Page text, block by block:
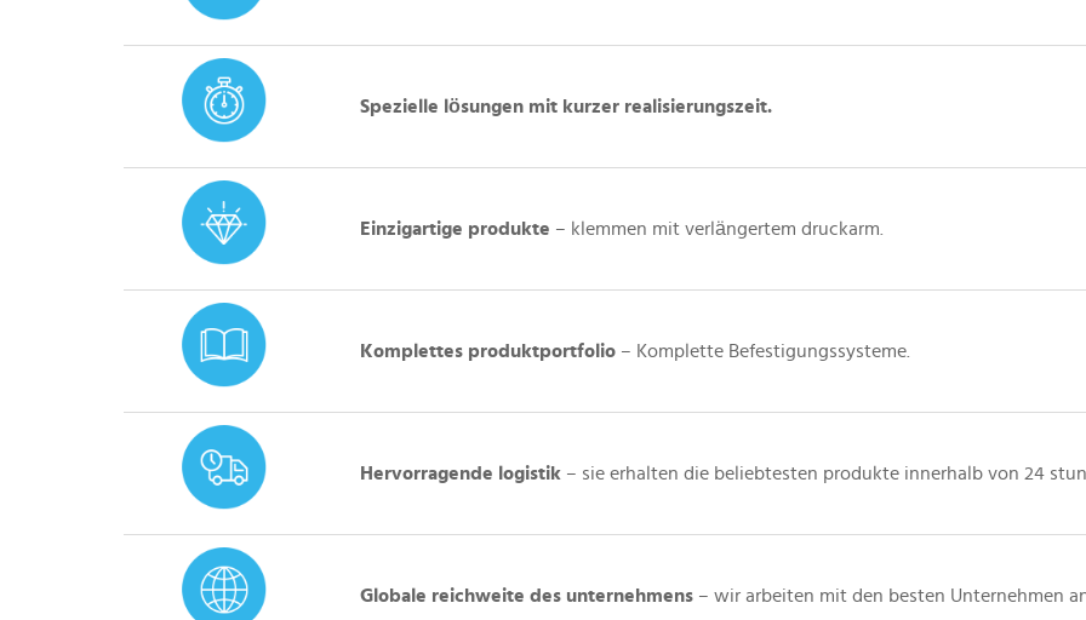
Spezielle lösungen mit kurzer realisierungszeit.
Einzigartige produkte – klemmen mit verlängertem druckarm.
Komplettes produktportfolio – Komplette Befestigungssysteme.
Hervorragende logistik – sie erhalten die beliebtesten produkte innerhalb von 24
Globale reichweite des unternehmens – wir arbeiten mit den besten Unternehmen